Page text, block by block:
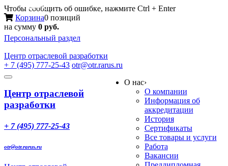
Чтобы сообщить об ошибке, нажмите Ctrl + Enter
Корзина0 позиций
на сумму 0 руб.
Персональный раздел
Центр отраслевой разработки
+ 7 (495) 777-25-43 otr@otr.rarus.ru
Toggle
Меню
Центр отраслевой
разработки
+ 7 (495) 777-25-43
otr@otr.rarus.ru
О нас›
О компании
Информация об
аккредитации
История
Сертификаты
Все товары и услуги
Работа
Вакансии